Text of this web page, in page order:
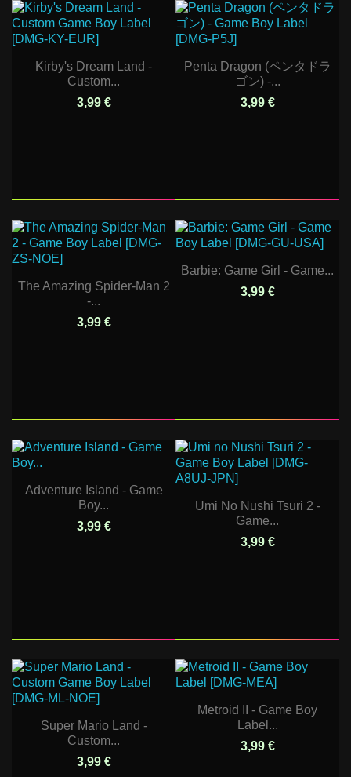
Kirby's Dream Land -
Custom...
3,99 €
Penta Dragon (ペンタドラ
ゴン) -...
3,99 €
The Amazing Spider-Man 2
-...
3,99 €
Barbie: Game Girl - Game...
3,99 €
Adventure Island - Game
Boy...
3,99 €
Umi No Nushi Tsuri 2 -
Game...
3,99 €
Super Mario Land -
Custom...
3,99 €
Metroid II - Game Boy
Label...
3,99 €